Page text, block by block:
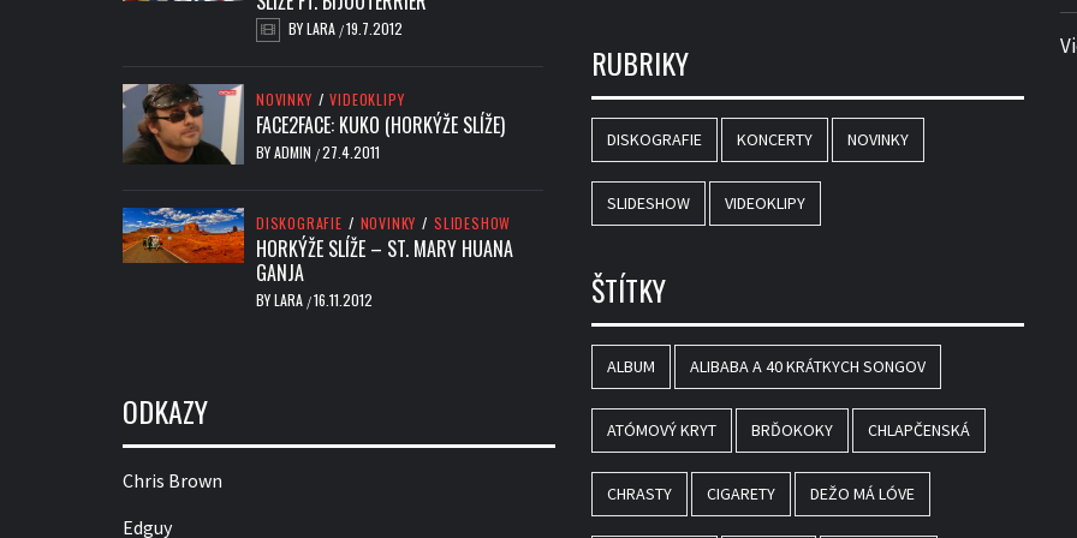
BYLARA /19.7.2012
NOVINKY / VIDEOKLIPY
FACE2FACE: KUKO (HORKÝŽE SLÍŽE)
BYADMIN /27.4.2011
DISKOGRAFIE / NOVINKY / SLIDESHOW
HORKÝŽE SLÍŽE – ST. MARY HUANA
GANJA
BYLARA /16.11.2012
ODKAZY
Chris Brown
Edguy
RUBRIKY
DISKOGRAFIE KONCERTY NOVINKY
SLIDESHOW VIDEOKLIPY
ŠTÍTKY
ALBUM ALIBABA A 40 KRÁTKYCH SONGOV
ATÓMOVÝ KRYT BRĎOKOKY CHLAPČENSKÁ
CHRASTY CIGARETY DEŽO MÁ LÓVE